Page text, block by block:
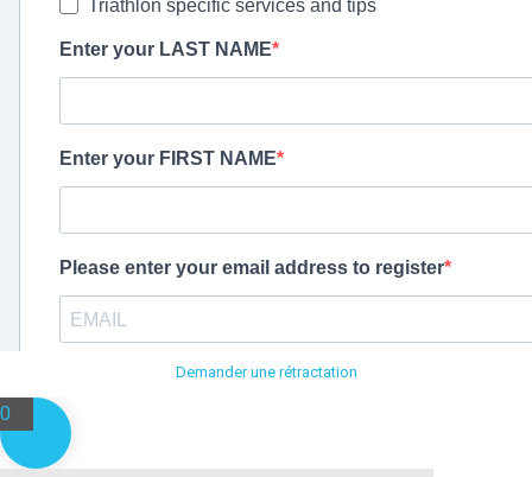
Demander une rétractation
0